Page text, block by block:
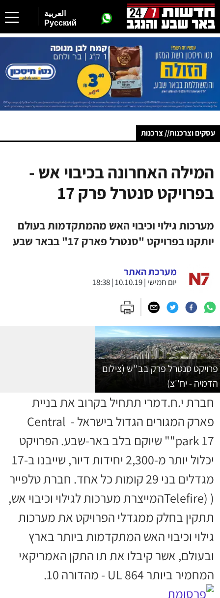
العربية
Русский
עסקים וצרכנות// צרכנות
המילה האחרונה בכיבוי אש -
בפרויקט סנטרל פרק 17
מערכות גילוי וכיבוי האש מהמתקדמות בעולם
יותקנו בפרויקט "סנטרל פארק 17" בבאר שבע
מערכת האתר
יום חמישי | 10.10.19 | 18:38
פרויקט סנטרל פרק בב''ש (צילום
הדמיה - יח''צ)
חברת י.ח.דמרי תתחיל בקרוב את בניית
פארק המגורים הגדול בישראל - Central
park 17"" שיוקם בלב באר-שבע. הפרויקט
יכלול יותר מ-2,300 יחידות דיור, שייבנו ב-17
מגדלים בני 29 קומות כל אחד. חברת טלפייר
( (Telefireהמייצרת מערכות לגילוי וכיבוי אש,
תתקין בחלק ממגדלי הפרויקט את מערכות
גילוי וכיבוי האש המתקדמות ביותר בארץ
ובעולם, אשר קיבלו את תו התקן האמריקאי
המחמיר ביותר UL 864 - מהדורה 10.